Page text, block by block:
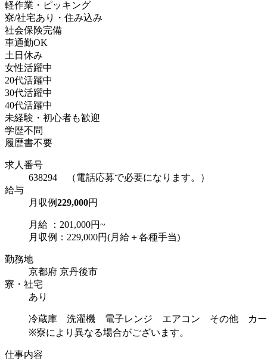
軽作業・ピッキング
寮/社宅あり・住み込み
社会保険完備
車通勤OK
土日休み
女性活躍中
20代活躍中
30代活躍中
40代活躍中
未経験・初心者も歓迎
学歴不問
履歴書不要
求人番号
638294 （電話応募で必要になります。）
給与
月収例229,000円
月給 ：201,000円~
月収例：229,000円(月給＋各種手当)
勤務地
京都府 京丹後市
寮・社宅
あり
冷蔵庫 洗濯機 電子レンジ エアコン その他 カー
※寮により異なる場合がございます。
仕事内容